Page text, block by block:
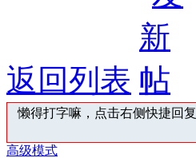
返回列表
懒得打字嘛，点击右侧快捷回复
高级模式